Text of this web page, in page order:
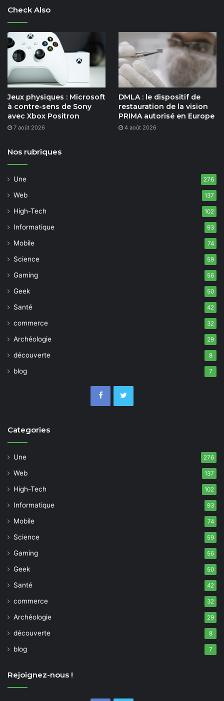
Check Also
Jeux physiques : Microsoft
à contre-sens de Sony
avec Xbox Positron
7 août 2026
DMLA : le dispositif de
restauration de la vision
PRIMA autorisé en Europe
4 août 2026
Nos rubriques
Une 276
Web 137
High-Tech 102
Informatique 93
Mobile 74
Science 59
Gaming 56
Geek 50
Santé 42
commerce 32
Archéologie 29
découverte 8
blog 7
Categories
Une 276
Web 137
High-Tech 102
Informatique 93
Mobile 74
Science 59
Gaming 56
Geek 50
Santé 42
commerce 32
Archéologie 29
découverte 8
blog 7
Rejoignez-nous !